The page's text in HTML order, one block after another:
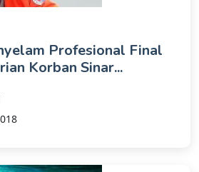
Profesional Final
Korban Sinar...